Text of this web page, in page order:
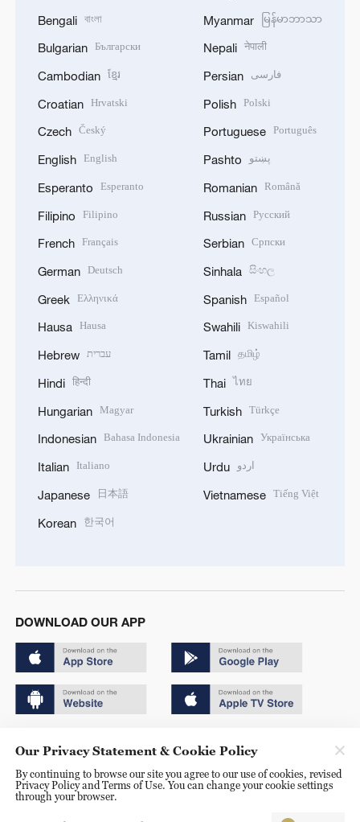
Bengali বাংলা
Bulgarian Български
Cambodian ខ្មែរ
Croatian Hrvatski
Czech Český
English English
Esperanto Esperanto
Filipino Filipino
French Français
German Deutsch
Greek Ελληνικά
Hausa Hausa
Hebrew עברית
Hindi हिन्दी
Hungarian Magyar
Indonesian Bahasa Indonesia
Italian Italiano
Japanese 日本語
Korean 한국어
Myanmar မြန်မာဘာသာ
Nepali नेपाली
Persian فارسی
Polish Polski
Portuguese Português
Pashto پښتو
Romanian Română
Russian Русский
Serbian Српски
Sinhala සිංහල
Spanish Español
Swahili Kiswahili
Tamil தமிழ்
Thai ไทย
Turkish Türkçe
Ukrainian Українська
Urdu اردو
Vietnamese Tiếng Việt
DOWNLOAD OUR APP
京ICP备20000184号
京公网安备 11010502050052号
Our Privacy Statement & Cookie Policy
By continuing to browse our site you agree to our use of cookies, revised
Privacy Policy and Terms of Use. You can change your cookie settings
through your browser.